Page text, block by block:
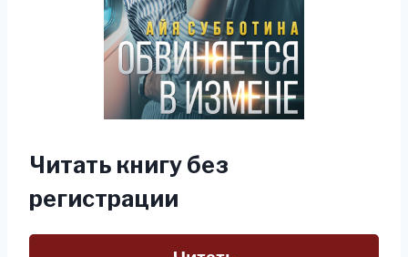
Читать книгу без
регистрации